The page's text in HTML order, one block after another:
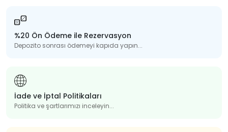
%20 Ön Ödeme ile Rezervasyon
Depozito sonrası ödemeyi kapıda yapın...
İade ve İptal Politikaları
Politika ve şartlarımızı inceleyin...